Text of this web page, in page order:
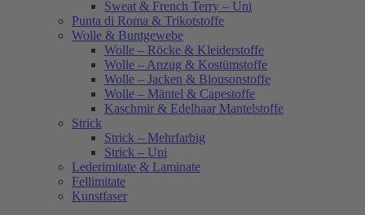
Sweat & French Terry – Uni
Punta di Roma & Trikotstoffe
Wolle & Buntgewebe
Wolle – Röcke & Kleiderstoffe
Wolle – Anzug & Kostümstoffe
Wolle – Jacken & Blousonstoffe
Wolle – Mäntel & Capestoffe
Kaschmir & Edelhaar Mantelstoffe
Strick
Strick – Mehrfarbig
Strick – Uni
Lederimitate & Laminate
Fellimitate
Kunstfaser